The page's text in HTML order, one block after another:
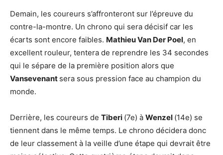
Demain, les coureurs s’affronteront sur l’épreuve du
contre-la-montre. Un chrono qui sera décisif car les
écarts sont encore faibles. Mathieu Van Der Poel, en
excellent rouleur, tentera de reprendre les 34 secondes
qui le sépare de la première position alors que
Vansevenant sera sous pression face au champion du
monde.
Derrière, les coureurs de Tiberi (7e) à Wenzel (14e) se
tiennent dans le même temps. Le chrono décidera donc
de leur classement à la veille d’une étape qui devrait être